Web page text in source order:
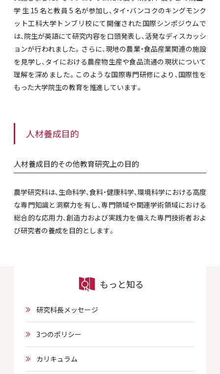
学 生 15 名と教員 5 名が参加し、タイ・バンコクのキングモンク
ット工科大学トンブリ校にて開催された国際シンポジウムで
は、院生が英語にて研究内容を口頭発表し、活発なディスカッシ
ョンが行われました。さらに、現地の農業・食品産業関連の施設
を見学し、タイにおける農産物生産や食品流通の現状について
理解を深めました。このような国際専門研修により、国際性を
もった大学院生の教育を推進しています。
人材養成目的
人材養成目的その他教育研究上の目的
農学研究科は、生命科学、食料・健康科学、環境科学における高度
な専門知識と洞察力を有し、専門領域や関連学術領域における
総合的な応用力、創造力および実践力を備えた専門技術者およ
び研究者の養成を目的とします。
もっと知る
研究科長メッセージ
3つのポリシー
カリキュラム